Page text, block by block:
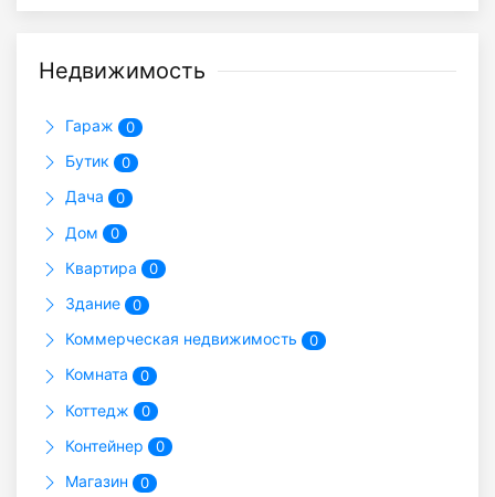
Недвижимость
Гараж 0
Бутик 0
Дача 0
Дом 0
Квартира 0
Здание 0
Коммерческая недвижимость 0
Комната 0
Коттедж 0
Контейнер 0
Магазин 0